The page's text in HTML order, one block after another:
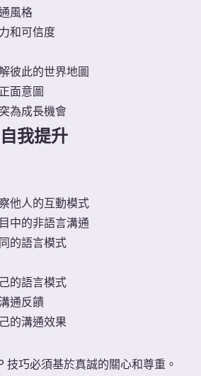
風格
和可信度
彼此的世界地圖
面意圖
為成長機會
我提升
他人的互動模式
中的非語言溝通
的語言模式
的語言模式
通反饋
的溝通效果
技巧必須基於真誠的關心和尊重。